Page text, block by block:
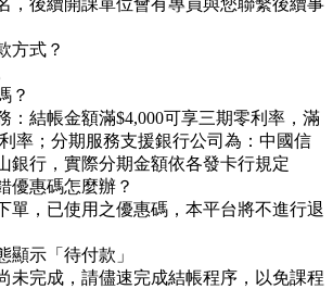
方式？
？
：結帳金額滿$4,000可享三期零利率，滿
率；分期服務支援銀行公司為：中國信
銀行，實際分期金額依各發卡行規定
優惠碼怎麼辦？
單，已使用之優惠碼，本平台將不進行退
顯示「待付款」
未完成，請儘速完成結帳程序，以免課程